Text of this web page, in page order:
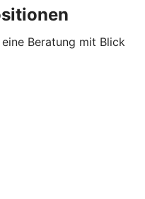
Beratung mit Blick